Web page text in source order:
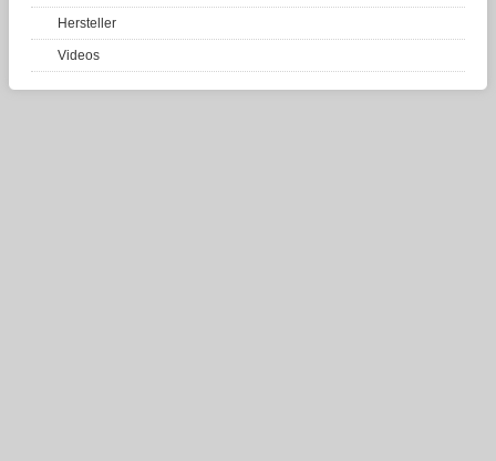
Hersteller
Videos